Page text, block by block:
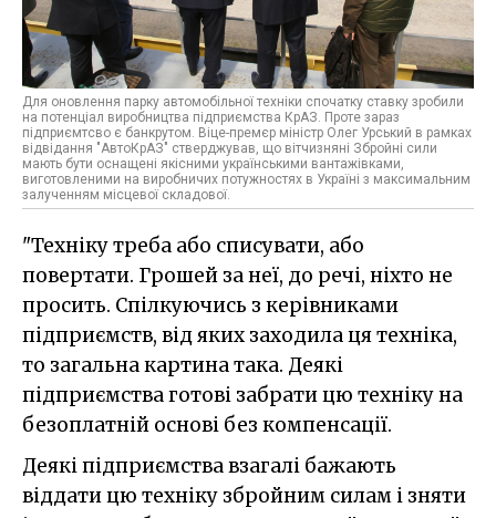
Для оновлення парку автомобільної техніки спочатку ставку зробили
на потенціал виробництва підприємства КрАЗ. Проте зараз
підприємтсво є банкрутом. Віце-премєр міністр Олег Урський в рамках
відвідання "АвтоКрАЗ" стверджував, що вітчизняні Збройні сили
мають бути оснащені якісними українськими вантажівками,
виготовленими на виробничих потужностях в Україні з максимальним
залученням місцевої складової.
"Техніку треба або списувати, або
повертати. Грошей за неї, до речі, ніхто не
просить. Спілкуючись з керівниками
підприємств, від яких заходила ця техніка,
то загальна картина така. Деякі
підприємства готові забрати цю техніку на
безоплатній основі без компенсації.
Деякі підприємства взагалі бажають
віддати цю техніку збройним силам і зняти